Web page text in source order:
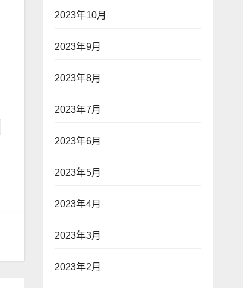
2023年10月
2023年9月
2023年8月
2023年7月
2023年6月
2023年5月
2023年4月
2023年3月
2023年2月